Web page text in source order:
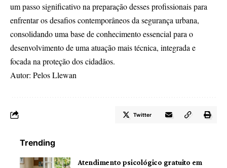
um passo significativo na preparação desses profissionais para
enfrentar os desafios contemporâneos da segurança urbana,
consolidando uma base de conhecimento essencial para o
desenvolvimento de uma atuação mais técnica, integrada e
focada na proteção dos cidadãos.
Autor: Pelos Llewan
Twitter
Trending
Atendimento psicológico gratuito em